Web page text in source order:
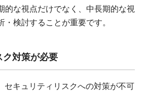
的な視点だけでなく、中長期的な視
・検討することが重要です。
ク対策が必要
セキュリティリスクへの対策が不可